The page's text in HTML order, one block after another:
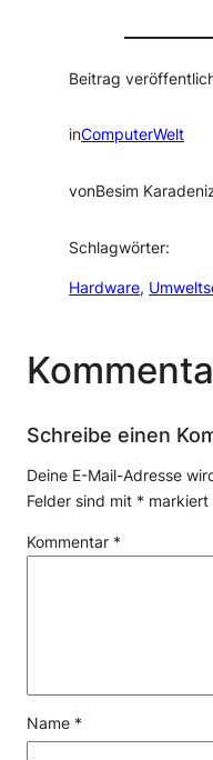
Beitrag
inComputerWelt
vonBesim
Schlagwörter:
Hardware,
Schreibe einen
Deine E-Mail-Adresse
Felder sind mit * markiert
Kommentar *
Name *